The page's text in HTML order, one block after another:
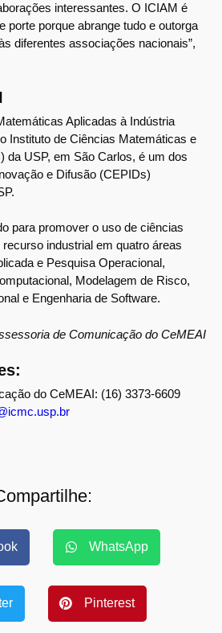
interessantes. O ICIAM é
porte porque abrange tudo e outorga
diferentes associações nacionais”,
Aplicadas à Indústria
Instituto de Ciências Matemáticas e
da USP, em São Carlos, é um dos
e Difusão (CEPIDs)
para promover o uso de ciências
industrial em quatro áreas
e Pesquisa Operacional,
Modelagem de Risco,
e Engenharia de Software.
de Comunicação do CeMEAI
do CeMEAI: (16) 3373-6609
WhatsApp
Pinterest